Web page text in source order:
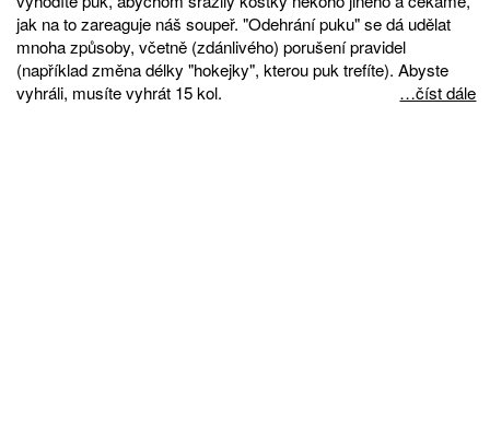
jak na to zareaguje náš soupeř. "Odehrání puku" se dá udělat
mnoha způsoby, včetně (zdánlivého) porušení pravidel
(například změna délky "hokejky", kterou puk trefíte). Abyste
vyhráli, musíte vyhrát 15 kol.
…číst dále